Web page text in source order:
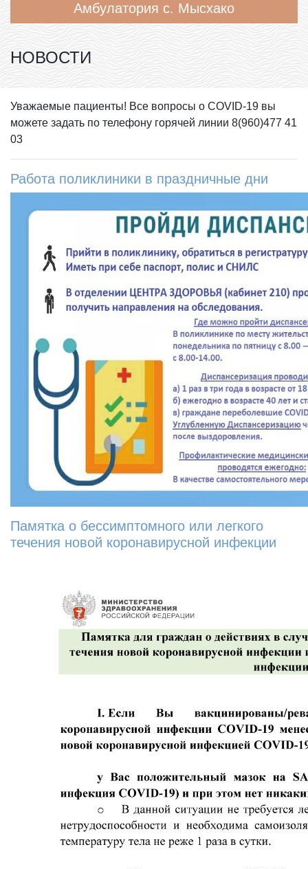
Амбулатория с. Мысхако
НОВОСТИ
Уважаемые пациенты! Все вопросы о COVID-19 вы
можете задать по телефону горячей линии 8(960)477 41
03
Работа поликлиники в праздничные дни
Памятка о бессимптомного или легкого
течения новой коронавирусной инфекции